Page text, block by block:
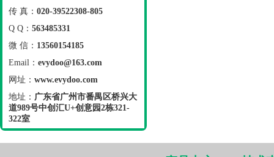
传 真： 020-39522308-805
Q Q： 563485331
微 信： 13560154185
Email： evydoo@163.com
网址： www.evydoo.com
地址： 广东省广州市番禺区桥兴大
道989号中创汇U+创意园2栋321-
322室